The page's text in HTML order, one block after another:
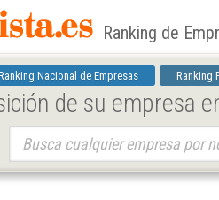
Ranking de
Nacional de Empresas Ranking
de su empresa